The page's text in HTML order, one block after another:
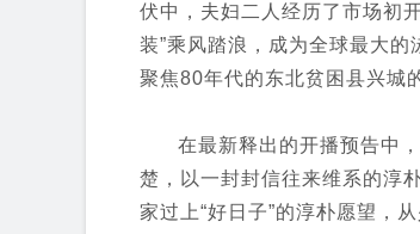
伏中，夫妇二人经历了市场初
装”乘风踏浪，成为全球最大
聚焦80年代的东北贫困县兴城
在最新释出的开播预告中
楚，以一封封信往来维系的淳
家过上“好日子”的淳朴愿望，